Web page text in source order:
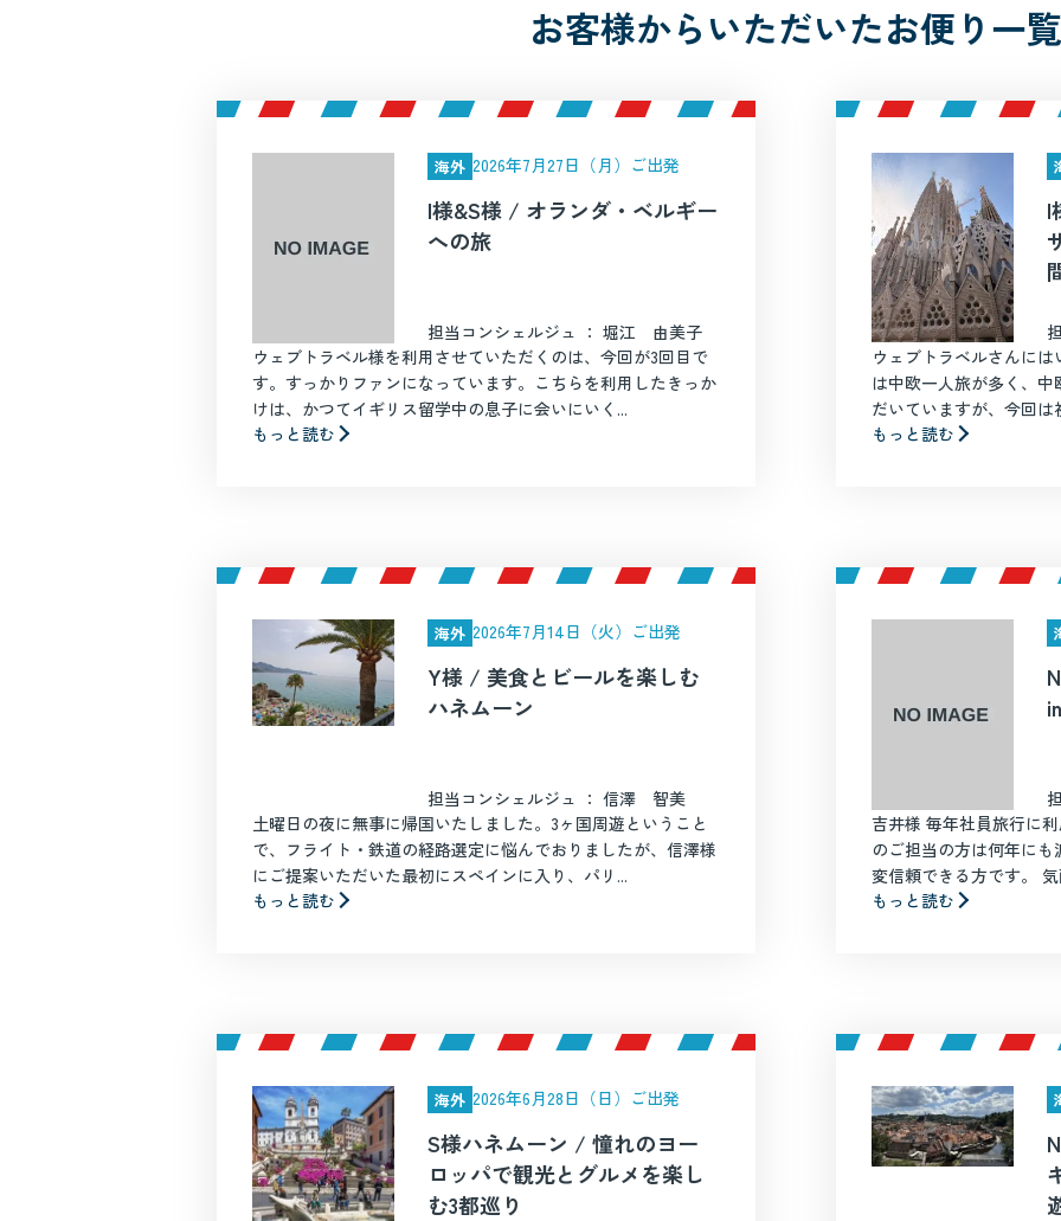
お客様からいただいたお便り一覧
海外 2026年7月27日（月）ご出発
I様&S様 / オランダ・ベルギー
への旅
担当コンシェルジュ ： 堀江 由美子
ウェブトラベル様を利用させていただくのは、今回が3回目で
す。すっかりファンになっています。こちらを利用したきっか
けは、かつてイギリス留学中の息子に会いにいく...
もっと読む
I
ウェブトラベルさんに
は中欧一人旅が多く、
だいていますが、今回
もっと読む
海外 2026年7月14日（火）ご出発
Y様 / 美食とビールを楽しむ
ハネムーン
担当コンシェルジュ ： 信澤 智美
土曜日の夜に無事に帰国いたしました。3ヶ国周遊ということ
で、フライト・鉄道の経路選定に悩んでおりましたが、信澤様
にご提案いただいた最初にスペインに入り、パリ...
もっと読む
吉井様 毎年社員旅行に
のご担当の方は何年に
変信頼できる方です。
もっと読む
海外 2026年6月28日（日）ご出発
S様ハネムーン / 憧れのヨー
ロッパで観光とグルメを楽し
む3都巡り